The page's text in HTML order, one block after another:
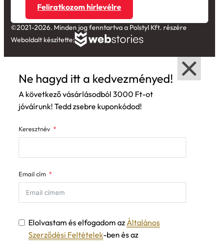
Feliratkozom hírlevélre
©2021-2026. Minden jog fenntartva a Polstyl Kft. részére
Weboldalt készítette:
Ne hagyd itt a kedvezményed!
A következő vásárlásodból 3000 Ft-ot
jóváírunk! Tedd zsebre kuponkódod!
Keresztnév
Email cím
Elolvastam és elfogadom az Általános
Szerződési Feltételek-ben és az